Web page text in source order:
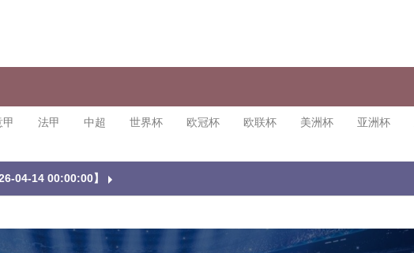
甲 法甲 中超 世界杯 欧冠杯 欧联杯 美洲杯 亚洲杯
04-14 00:00:00】